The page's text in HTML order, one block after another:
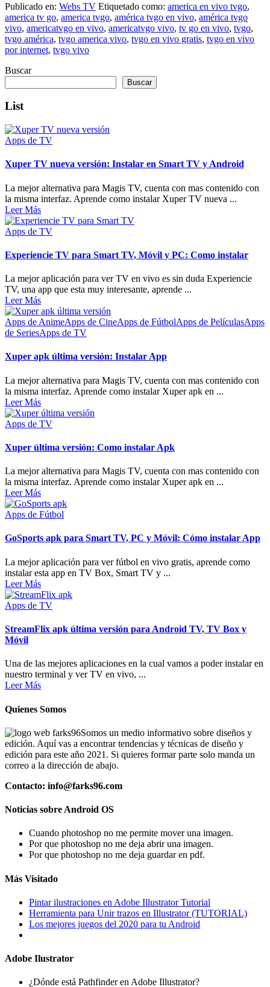
Publicado en: Webs TV Etiquetado como: america en vivo tvgo,
america tv go, america tvgo, américa tvgo en vivo, américa tvgo
vivo, americatvgo en vivo, americatvgo vivo, tv go en vivo, tvgo,
tvgo américa, tvgo america vivo, tvgo en vivo gratis, tvgo en vivo
por internet, tvgo vivo
Buscar
Buscar
List
Apps de TV
Xuper TV nueva versión: Instalar en Smart TV y Android
La mejor alternativa para Magis TV, cuenta con mas contenido con
la misma interfaz. Aprende como instalar Xuper TV nueva ...
Leer Más
Apps de TV
Experiencie TV para Smart TV, Móvil y PC: Como instalar
La mejor aplicación para ver TV en vivo es sin duda Experiencie
TV, una app que esta muy interesante, aprende ...
Leer Más
Apps de AnimeApps de CineApps de FútbolApps de PelículasApps
de SeriesApps de TV
Xuper apk última versión: Instalar App
La mejor alternativa para Magis TV, cuenta con mas contenido con
la misma interfaz. Aprende como instalar Xuper apk en ...
Leer Más
Apps de TV
Xuper última versión: Como instalar Apk
La mejor alternativa para Magis TV, cuenta con mas contenido con
la misma interfaz. Aprende como instalar Xuper apk en ...
Leer Más
Apps de Fútbol
GoSports apk para Smart TV, PC y Móvil: Cómo instalar App
La mejor aplicación para ver fútbol en vivo gratis, aprende como
instalar esta app en TV Box, Smart TV y ...
Leer Más
Apps de TV
StreamFlix apk última versión para Android TV, TV Box y
Móvil
Una de las mejores aplicaciones en la cual vamos a poder instalar en
nuestro terminal y ver TV en vivo, ...
Leer Más
Quienes Somos
Somos un medio informativo sobre diseños y
edición. Aquí vas a encontrar tendencias y técnicas de diseño y
edición para este año 2021. Si quieres formar parte solo manda un
correo a la dirección de abajo.
Contacto: info@farks96.com
Noticias sobre Android OS
Cuando photoshop no me permite mover una imagen.
Por que photoshop no me deja abrir una imagen.
Por que photoshop no me deja guardar en pdf.
Más Visitado
Pintar ilustraciones en Adobe Illustrator Tutorial
Herramienta para Unir trazos en Illustrator (TUTORIAL)
Los mejores juegos del 2020 para tu Android
Adobe Ilustrator
¿Dónde está Pathfinder en Adobe Illustrator?